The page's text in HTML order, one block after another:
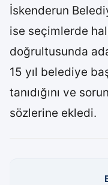
İskenderun
ise seçimlerde
doğrultusunda
15 yıl belediye
tanıdığını ve
sözlerine ekledi.